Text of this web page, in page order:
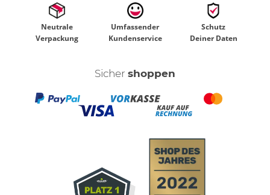
Neutrale
Verpackung
Umfassender
Kundenservice
Schutz
Deiner Daten
Sicher shoppen